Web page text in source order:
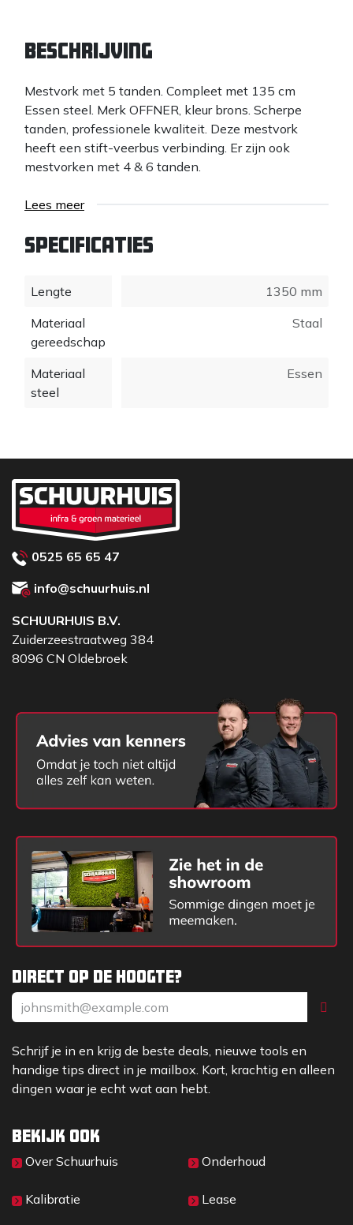
Beschrijving
Mestvork met 5 tanden. Compleet met 135 cm
Essen steel. Merk OFFNER, kleur brons. Scherpe
tanden, professionele kwaliteit. Deze mestvork
heeft een stift-veerbus verbinding. Er zijn ook
mestvorken met 4 & 6 tanden.
Lees meer
Specificaties
Lengte
1350 mm
Materiaal
gereedschap
Staal
Materiaal
steel
Essen
Direct op de hoogte?
Schrijf je in en krijg de beste deals, nieuwe tools en
handige tips direct in je mailbox. Kort, krachtig en alleen
dingen waar je echt wat aan hebt.
Bekijk ook
Over Sc​huurhuis
Kalibratie
Onderhoud
Lease
0525 65 65 47
info@schuurhuis.nl
SCHUURHUIS B.V.
Zuiderzeestraatweg 384
8096 CN Oldebroek